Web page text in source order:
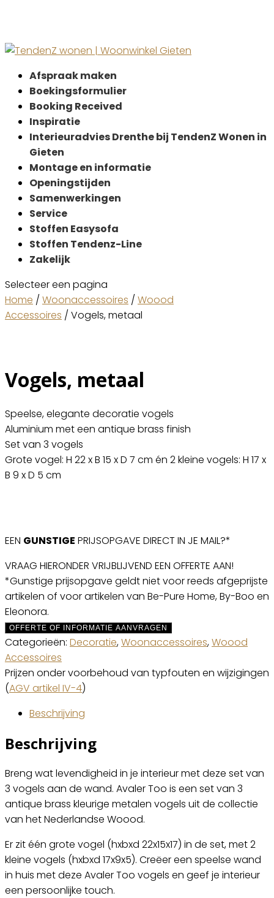
Afspraak maken
Boekingsformulier
Booking Received
Inspiratie
Interieuradvies Drenthe bij TendenZ Wonen in
Gieten
Montage en informatie
Openingstijden
Samenwerkingen
Service
Stoffen Easysofa
Stoffen Tendenz-Line
Zakelijk
Selecteer een pagina
Home / Woonaccessoires / Woood
Accessoires / Vogels, metaal
Vogels, metaal
Speelse, elegante decoratie vogels
Aluminium met een antique brass finish
Set van 3 vogels
Grote vogel: H 22 x B 15 x D 7 cm én 2 kleine vogels: H 17 x
B 9 x D 5 cm
EEN GUNSTIGE PRIJSOPGAVE DIRECT IN JE MAIL?*
VRAAG HIERONDER VRIJBLIJVEND EEN OFFERTE AAN!
*Gunstige prijsopgave geldt niet voor reeds afgeprijste
artikelen of voor artikelen van Be-Pure Home, By-Boo en
Eleonora.
OFFERTE OF INFORMATIE AANVRAGEN
Categorieën: Decoratie,Woonaccessoires,Woood
Accessoires
Prijzen onder voorbehoud van typfouten en wijzigingen
(AGV artikel IV-4)
Beschrijving
Beschrijving
Breng wat levendigheid in je interieur met deze set van
3 vogels aan de wand. Avaler Too is een set van 3
antique brass kleurige metalen vogels uit de collectie
van het Nederlandse Woood.
Er zit één grote vogel (hxbxd 22x15x17) in de set, met 2
kleine vogels (hxbxd 17x9x5). Creëer een speelse wand
in huis met deze Avaler Too vogels en geef je interieur
een persoonlijke touch.